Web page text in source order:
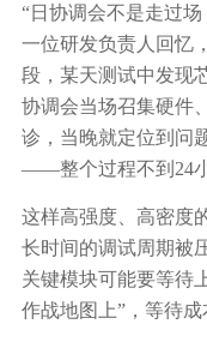
“日协调会不是走过
一位研发负责人回忆
段，某天测试中发现
协调会当场召集硬件
诊，当晚就定位到问
——整个过程不到24小
这样高强度、高密度
长时间的调试周期被
关键模块可能要等待
作战地图上”，等待成